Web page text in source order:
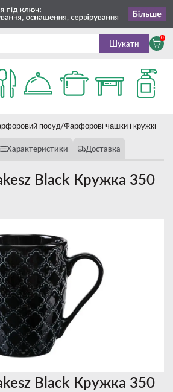
Шукати
0
посуд Фарфорові чашки і кружки
Характеристики Доставка
Black Кружка 350
Black Кружка 350